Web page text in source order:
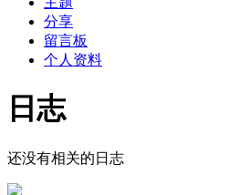
分享
留言板
个人资料
日志
还没有相关的日志